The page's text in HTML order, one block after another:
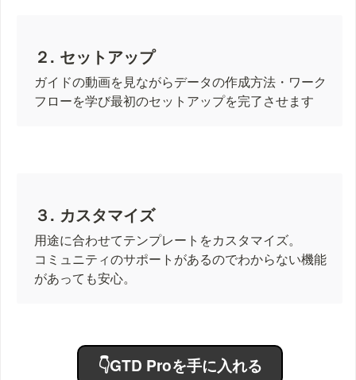
２. セットアップ
ガイドの動画を見ながらデータの作成方法・ワーク
フローを学び最初のセットアップを完了させます
３. カスタマイズ
用途に合わせてテンプレートをカスタマイズ。
コミュニティのサポートがあるのでわからない機能
があっても安心。
👇GTD Proを手に入れる